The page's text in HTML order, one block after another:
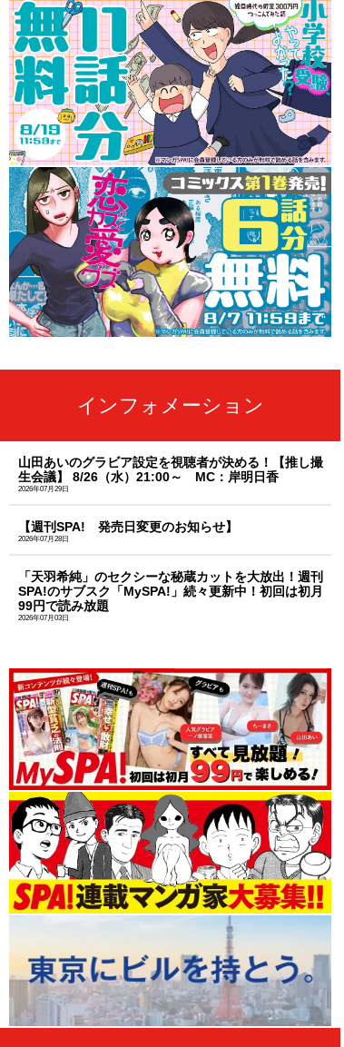
インフォメーション
山田あいのグラビア設定を視聴者が決める！【推し撮
生会議】 8/26（水）21:00～ MC：岸明日香
2026年07月29日
【週刊SPA! 発売日変更のお知らせ】
2026年07月28日
「天羽希純」のセクシーな秘蔵カットを大放出！週刊
SPA!のサブスク「MySPA!」続々更新中！初回は初月
99円で読み放題
2026年07月03日